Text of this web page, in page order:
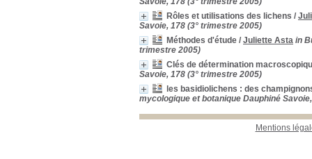
Rôles et utilisations des lichens /
Savoie, 178 (3° trimestre 2005)
Méthodes d'étude / Juliette Asta in
trimestre 2005)
Clés de détermination
Savoie, 178 (3° trimestre 2005)
les basidiolichens : des
mycologique et botanique Dauphiné
Mentions